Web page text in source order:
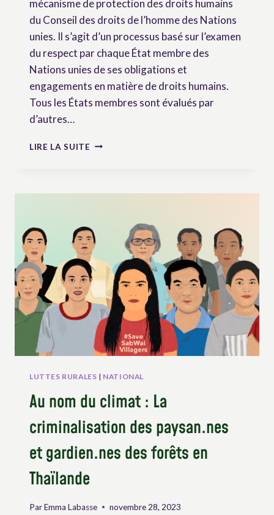
mécanisme de protection des droits humains
du Conseil des droits de l’homme des Nations
unies. Il s’agit d’un processus basé sur l’examen
du respect par chaque État membre des
Nations unies de ses obligations et
engagements en matière de droits humains.
Tous les États membres sont évalués par
d’autres…
LIRE LA SUITE EXAMEN
CUBA
CETIM
SOULIGNE
LES
BONNES
PRATIQUES
EN
MATIÈRE
DE
DROITS
DES
LUTTES RURALES | NATIONAL
Au nom du climat : La
criminalisation des paysan.nes
et gardien.nes des forêts en
Thaïlande
ParEmma Labasse novembre 28, 2023